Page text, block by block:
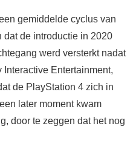
gemiddelde cyclus van
dat de introductie in 2020
werd versterkt nadat
Entertainment,
de PlayStation 4 zich in
later moment kwam
door te zeggen dat het nog